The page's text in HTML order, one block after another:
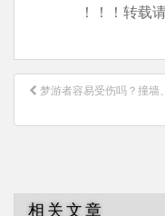
！！！转载
文
导
梦游者容易受伤吗？撞墙
相关文章